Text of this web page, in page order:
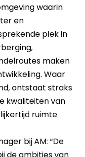
waarin
en
plek in
maken
Waar
ontstaat straks
kwaliteiten van
ruimte
bij AM: “De
de ambities van